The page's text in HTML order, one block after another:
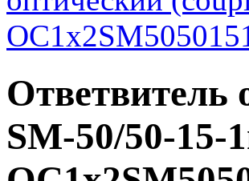
Ответвитель
SM-50/50-15-